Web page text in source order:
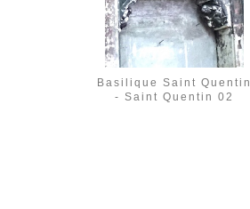
Basilique Saint Quentin
- Saint Quentin 02